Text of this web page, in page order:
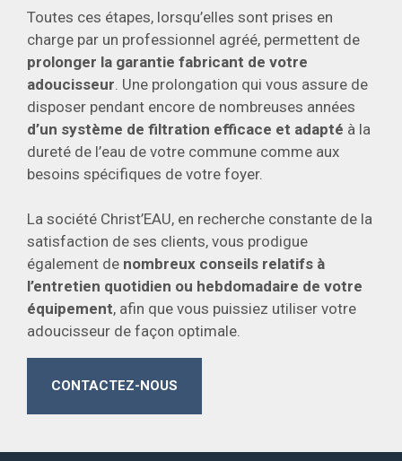
Toutes ces étapes, lorsqu’elles sont prises en
charge par un professionnel agréé, permettent de
prolonger la garantie fabricant de votre
adoucisseur . Une prolongation qui vous assure de
disposer pendant encore de nombreuses années
d’un système de filtration efficace et adapté à la
dureté de l’eau de votre commune comme aux
besoins spécifiques de votre foyer.
La société Christ’EAU, en recherche constante de la
satisfaction de ses clients, vous prodigue
également de nombreux conseils relatifs à
l’entretien quotidien ou hebdomadaire de votre
équipement, afin que vous puissiez utiliser votre
adoucisseur de façon optimale.
CONTACTEZ-NOUS